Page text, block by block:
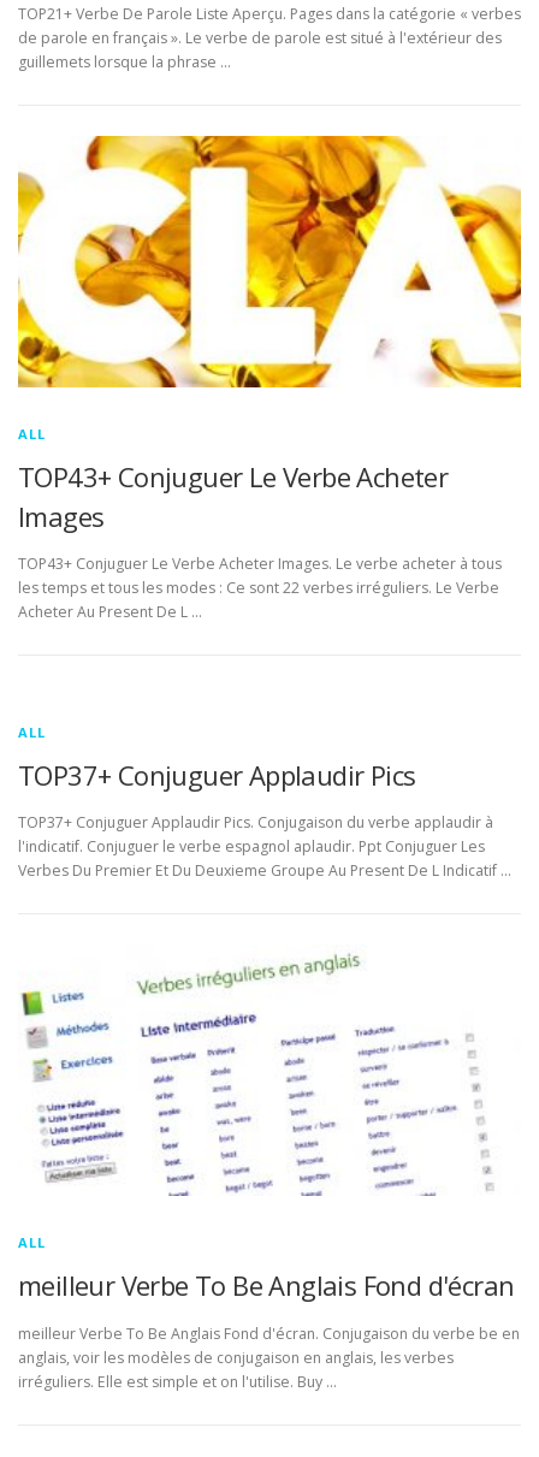
TOP21+ Verbe De Parole Liste Aperçu. Pages dans la catégorie « verbes
de parole en français ». Le verbe de parole est situé à l'extérieur des
guillemets lorsque la phrase …
ALL
TOP43+ Conjuguer Le Verbe Acheter
Images
TOP43+ Conjuguer Le Verbe Acheter Images. Le verbe acheter à tous
les temps et tous les modes : Ce sont 22 verbes irréguliers. Le Verbe
Acheter Au Present De L …
ALL
TOP37+ Conjuguer Applaudir Pics
TOP37+ Conjuguer Applaudir Pics. Conjugaison du verbe applaudir à
l'indicatif. Conjuguer le verbe espagnol aplaudir. Ppt Conjuguer Les
Verbes Du Premier Et Du Deuxieme Groupe Au Present De L Indicatif …
ALL
meilleur Verbe To Be Anglais Fond d'écran
meilleur Verbe To Be Anglais Fond d'écran. Conjugaison du verbe be en
anglais, voir les modèles de conjugaison en anglais, les verbes
irréguliers. Elle est simple et on l'utilise. Buy …